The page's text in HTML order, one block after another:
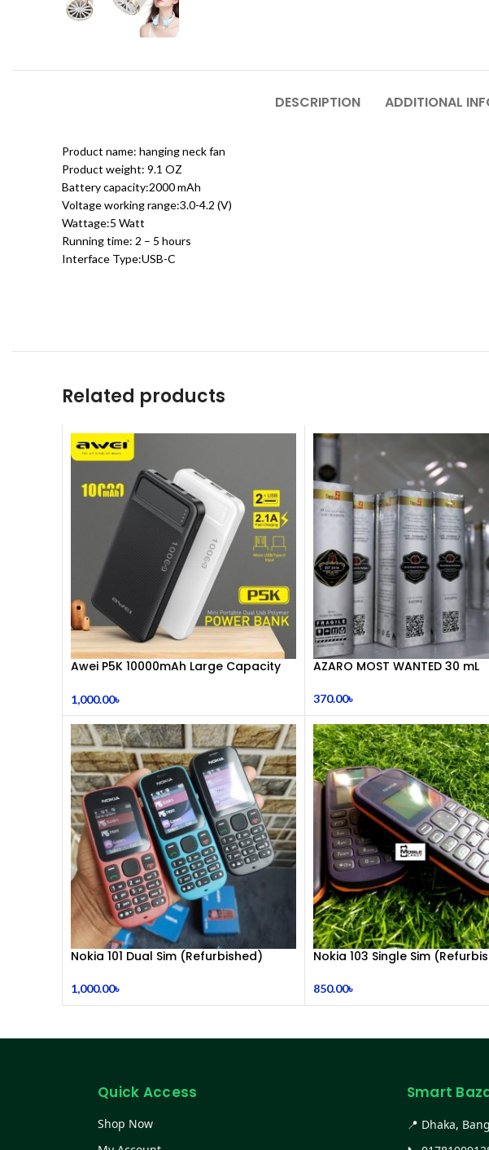
DESCRIPTION ADDITIONAL
Product name: hanging neck fan
Product weight: 9.1 OZ
Battery capacity:2000 mAh
Voltage working range:3.0-4.2 (V)
Wattage:5 Watt
Running time: 2 – 5 hours
Interface Type:USB-C
Related products
Awei P5K 10000mAh Large Capacity
1,000.00৳
AZARO MOST WANTED 30 mL
370.00৳
Nokia 101 Dual Sim (Refurbished)
1,000.00৳
Nokia 103 Single Sim
850.00৳
Quick Access
Shop Now
Smart
📍 Dhaka,